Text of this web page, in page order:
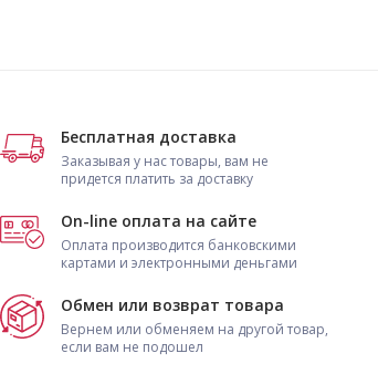
Бесплатная доставка
Заказывая у нас товары, вам не
придется платить за доставку
On-line оплата на сайте
Оплата производится банковскими
картами и электронными деньгами
Обмен или возврат товара
Вернем или обменяем на другой товар,
если вам не подошел